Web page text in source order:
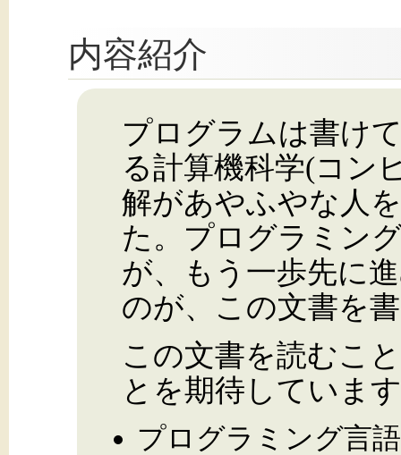
内容紹介
プログラムは書け
る計算機科学(コン
解があやふやな人
た。プログラミン
が、もう一歩先に
のが、この文書を
この文書を読むこ
とを期待していま
プログラミング言